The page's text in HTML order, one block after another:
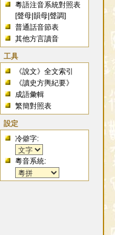
粵語注音系統對照表
[聲母 |韻母 |聲調]
普通話音節表
其他方言讀音
工具
《說文》全文索引
《讀史方輿紀要》
成語彙輯
繁簡對照表
設定
冷僻字:
粵音系統: